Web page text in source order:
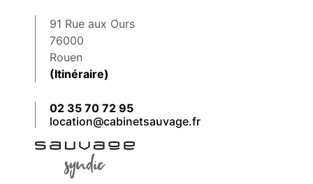
91 Rue aux Ours
76000
Rouen
(Itinéraire)
02 35 70 72 95
location@cabinetsauvage.fr